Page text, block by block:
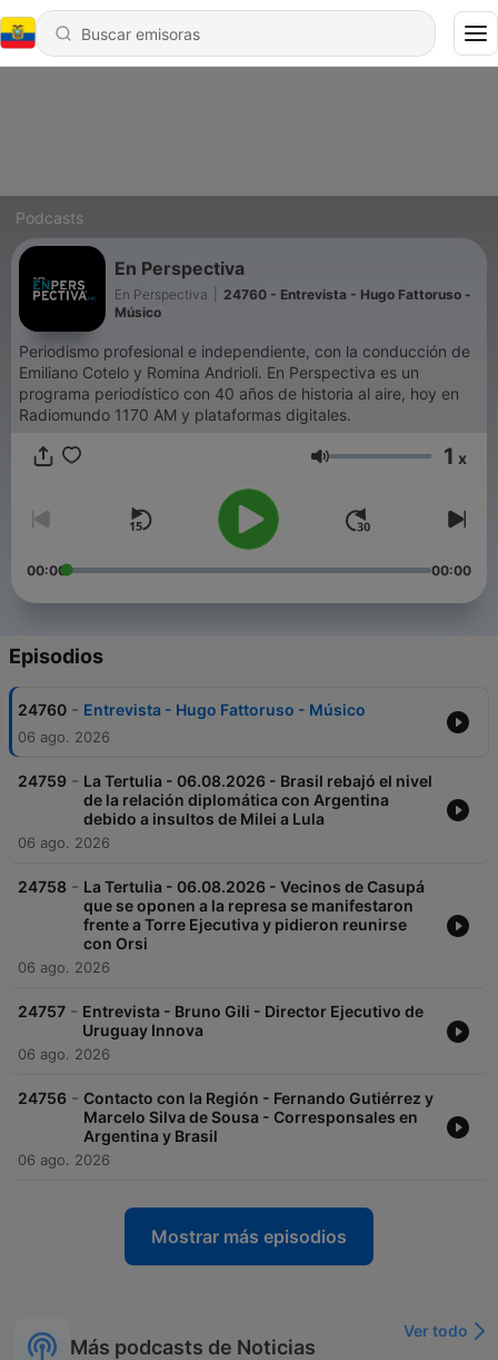
Podcasts
En Perspectiva
En Perspectiva
24760 - Entrevista - Hugo Fattoruso -
Músico
Periodismo profesional e independiente, con la conducción de
Emiliano Cotelo y Romina Andrioli. En Perspectiva es un
programa periodístico con 40 años de historia al aire, hoy en
Radiomundo 1170 AM y plataformas digitales.
Volumen 1 x
00:00 00:00
Episodios
24760 - Entrevista - Hugo Fattoruso - Músico
06 ago. 2026
24759 - La Tertulia - 06.08.2026 - Brasil rebajó el nivel
de la relación diplomática con Argentina
debido a insultos de Milei a Lula
06 ago. 2026
24758 - La Tertulia - 06.08.2026 - Vecinos de Casupá
que se oponen a la represa se manifestaron
frente a Torre Ejecutiva y pidieron reunirse
con Orsi
06 ago. 2026
24757 - Entrevista - Bruno Gili - Director Ejecutivo de
Uruguay Innova
06 ago. 2026
24756 - Contacto con la Región - Fernando Gutiérrez y
Marcelo Silva de Sousa - Corresponsales en
Argentina y Brasil
06 ago. 2026
Mostrar más episodios
Más podcasts de Noticias
Ver todo